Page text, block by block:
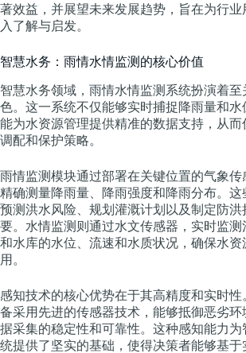
著效益，并展望未来发展趋势，旨在为行业
入了解与启发。
智慧水务：雨情水情监测的核心价值
智慧水务领域，雨情水情监测系统扮演着至
色。这一系统不仅能够实时捕捉降雨量和水
能为水资源管理提供精准的数据支持，从而
调配和保护策略。
雨情监测模块通过部署在关键位置的气象传
精确测量降雨量、降雨强度和降雨分布。这
预测洪水风险、规划灌溉计划以及制定防洪
要。水情监测则通过水文传感器，实时监测
和水库的水位、流速和水质状况，确保水资
用。
感知技术的核心优势在于其高精度和实时性
备采用先进的传感器技术，能够抵御恶劣环
据采集的稳定性和可靠性。这种感知能力为
统提供了坚实的基础，使得决策者能够基于